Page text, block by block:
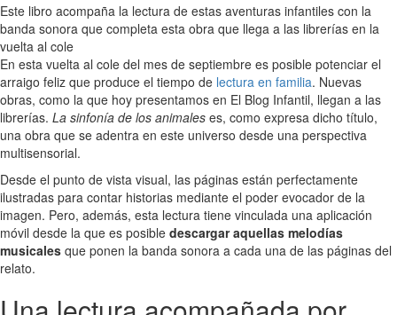
Este libro acompaña la lectura de estas aventuras infantiles con la
banda sonora que completa esta obra que llega a las librerías en la
vuelta al cole
En esta vuelta al cole del mes de septiembre es posible potenciar el
arraigo feliz que produce el tiempo de lectura en familia. Nuevas
obras, como la que hoy presentamos en El Blog Infantil, llegan a las
librerías. La sinfonía de los animales es, como expresa dicho título,
una obra que se adentra en este universo desde una perspectiva
multisensorial.
Desde el punto de vista visual, las páginas están perfectamente
ilustradas para contar historias mediante el poder evocador de la
imagen. Pero, además, esta lectura tiene vinculada una aplicación
móvil desde la que es posible descargar aquellas melodías
musicales que ponen la banda sonora a cada una de las páginas del
relato.